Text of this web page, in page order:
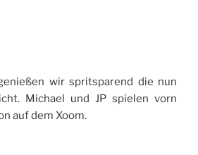
wir spritsparend die nun
Michael und JP spielen vorn
auf dem Xoom.